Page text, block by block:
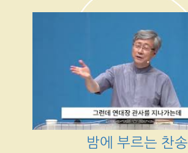
밤에 부르는 찬송